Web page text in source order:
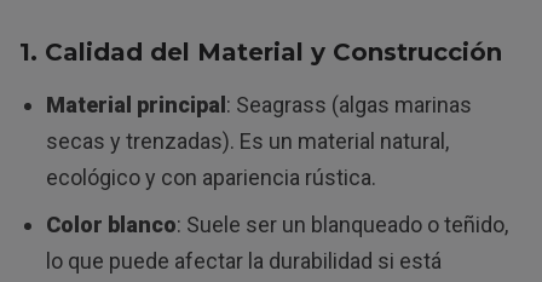
1. Calidad del Material y Construcción
Material principal : Seagrass (algas marinas
secas y trenzadas). Es un material natural,
ecológico y con apariencia rústica.
Color blanco: Suele ser un blanqueado o teñido,
lo que puede afectar la durabilidad si está